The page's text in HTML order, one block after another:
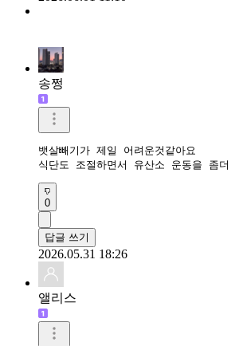
송쩡
뱃살빼기가 제일 어려운것같아요
식단도 조절하면서 유산소 운동을 좀더
0
답글 쓰기
2026.05.31 18:26
앨리스